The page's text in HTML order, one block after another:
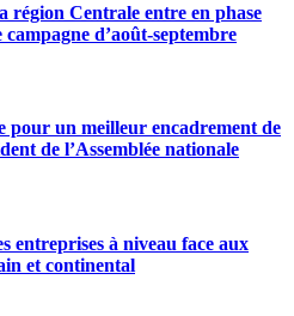
Centrale entre en phase
d’août-septembre
pour un meilleur encadrement de
de l’Assemblée nationale
entreprises à niveau face aux
et continental